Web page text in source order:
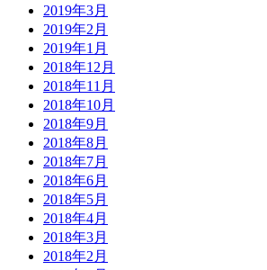
2019年3月
2019年2月
2019年1月
2018年12月
2018年11月
2018年10月
2018年9月
2018年8月
2018年7月
2018年6月
2018年5月
2018年4月
2018年3月
2018年2月